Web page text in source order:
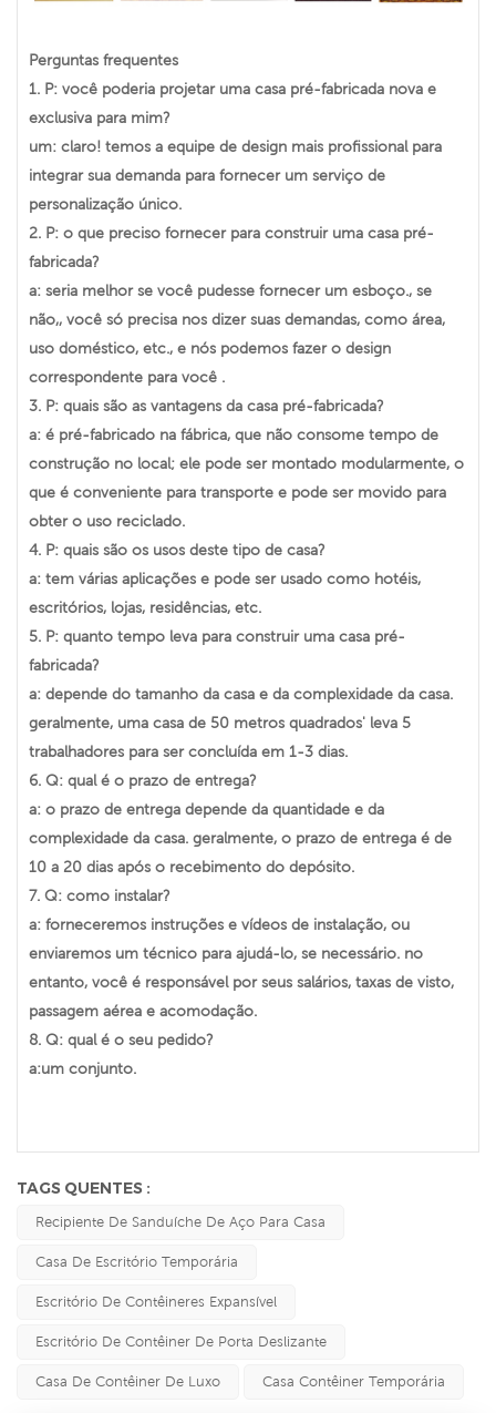
Perguntas frequentes
1. P: você poderia projetar uma casa pré-fabricada nova e
exclusiva para mim?
um: claro! temos a equipe de design mais profissional para
integrar sua demanda para fornecer um serviço de
personalização único.
2. P: o que preciso fornecer para construir uma casa pré-
fabricada?
a: seria melhor se você pudesse fornecer um esboço., se
não,, você só precisa nos dizer suas demandas, como área,
uso doméstico, etc., e nós podemos fazer o design
correspondente para você .
3. P: quais são as vantagens da casa pré-fabricada?
a: é pré-fabricado na fábrica, que não consome tempo de
construção no local; ele pode ser montado modularmente, o
que é conveniente para transporte e pode ser movido para
obter o uso reciclado.
4. P: quais são os usos deste tipo de casa?
a: tem várias aplicações e pode ser usado como hotéis,
escritórios, lojas, residências, etc.
5. P: quanto tempo leva para construir uma casa pré-
fabricada?
a: depende do tamanho da casa e da complexidade da casa.
geralmente, uma casa de 50 metros quadrados' leva 5
trabalhadores para ser concluída em 1-3 dias.
6. Q: qual é o prazo de entrega?
a: o prazo de entrega depende da quantidade e da
complexidade da casa. geralmente, o prazo de entrega é de
10 a 20 dias após o recebimento do depósito.
7. Q: como instalar?
a: forneceremos instruções e vídeos de instalação, ou
enviaremos um técnico para ajudá-lo, se necessário. no
entanto, você é responsável por seus salários, taxas de visto,
passagem aérea e acomodação.
8. Q: qual é o seu pedido?
a:um conjunto.
TAGS QUENTES :
Recipiente De Sanduíche De Aço Para Casa
Casa De Escritório Temporária
Escritório De Contêineres Expansível
Escritório De Contêiner De Porta Deslizante
Casa De Contêiner De Luxo Casa Contêiner Temporária